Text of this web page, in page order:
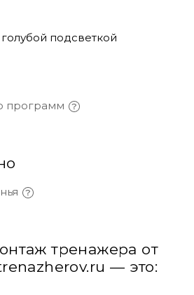
подсветкой
программ
тренажера от
— это: